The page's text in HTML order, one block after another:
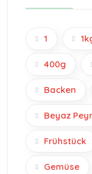
1
400g
Backen
Beyaz
Frühstück
Gemüse